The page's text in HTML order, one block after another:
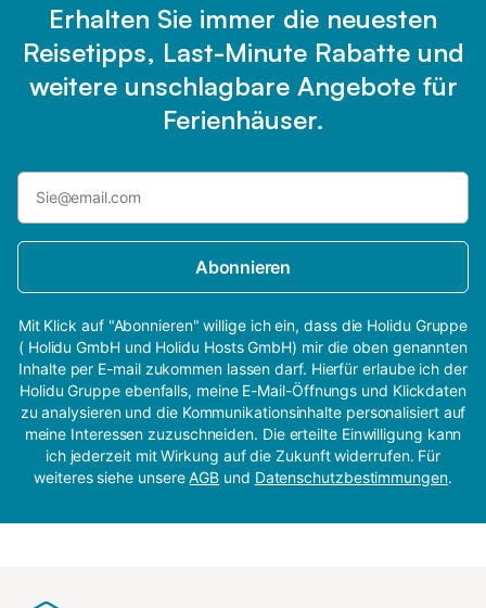
Erhalten Sie immer die neuesten
Reisetipps, Last-Minute Rabatte und
weitere unschlagbare Angebote für
Ferienhäuser.
Abonnieren
Mit Klick auf "Abonnieren" willige ich ein, dass die Holidu Gruppe
( Holidu GmbH und Holidu Hosts GmbH) mir die oben genannten
Inhalte per E-mail zukommen lassen darf. Hierfür erlaube ich der
Holidu Gruppe ebenfalls, meine E-Mail-Öffnungs und Klickdaten
zu analysieren und die Kommunikationsinhalte personalisiert auf
meine Interessen zuzuschneiden. Die erteilte Einwilligung kann
ich jederzeit mit Wirkung auf die Zukunft widerrufen. Für
weiteres siehe unsereAGB und Datenschutzbestimmungen.